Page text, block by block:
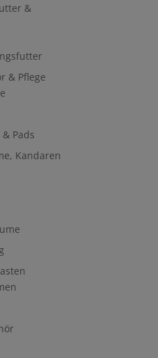
&
& Pflege
Pads
Kandaren